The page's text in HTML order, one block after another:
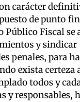
carácter
de punto
Fiscal se
y sindicar
penales, para
exista certeza
todos y
y responsables,